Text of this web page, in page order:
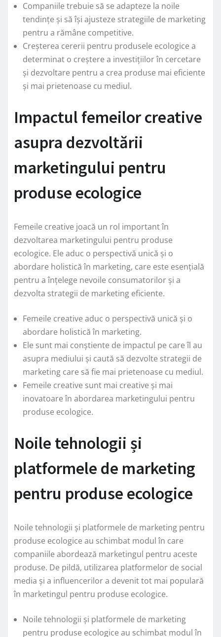
Companiile trebuie să se adapteze la noile
tendințe și să își ajusteze strategiile de marketing
pentru a rămâne competitive.
Creșterea cererii pentru produsele ecologice a
determinat o creștere a investițiilor în cercetare
și dezvoltare pentru a crea produse mai eficiente
și mai prietenoase cu mediul.
Impactul femeilor creative
asupra dezvoltării
marketingului pentru
produse ecologice
Femeile creative joacă un rol important în
dezvoltarea marketingului pentru produse
ecologice. Ele aduc o perspectivă unică și o
abordare holistică în marketing, care este esențială
pentru a înțelege nevoile consumatorilor și a
dezvolta strategii de marketing eficiente.
Femeile creative aduc o perspectivă unică și o
abordare holistică în marketing.
Ele sunt mai conștiente de impactul pe care îl au
asupra mediului și caută să dezvolte strategii de
marketing care să fie mai prietenoase cu mediul.
Femeile creative sunt mai creative și mai
inovatoare în abordarea marketingului pentru
produse ecologice.
Noile tehnologii și
platformele de marketing
pentru produse ecologice
Noile tehnologii și platformele de marketing pentru
produse ecologice au schimbat modul în care
companiile abordează marketingul pentru aceste
produse. De pildă, utilizarea platformelor de social
media și a influencerilor a devenit tot mai populară
în marketingul pentru produse ecologice.
Noile tehnologii și platformele de marketing
pentru produse ecologice au schimbat modul în